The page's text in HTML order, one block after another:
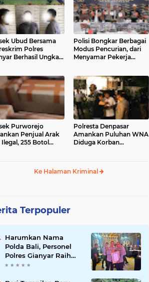
Ubud Bersama
Polres
Berhasil Ungkap
Polisi Bongkar Berbagai
Modus Pencurian, dari
Menyamar Pekerja
Purworejo
Penjual Arak
Ilegal, 255 Botol
Polresta Denpasar
Amankan Puluhan WNA
Diduga Korban
Ke Halaman Kriminal
Terpopuler
Harumkan Nama
Polda Bali, Personel
Polres Gianyar Raih
Penghargaan